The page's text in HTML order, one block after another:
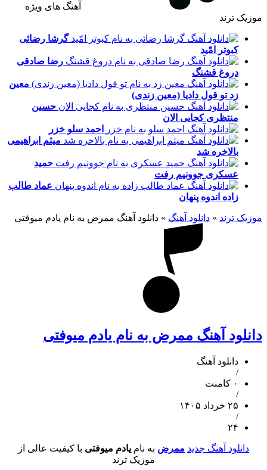
آهنگ های ویژه
موزیک ترند
گرشا رضائی
کبوتر امّید
رضا صادقی
دروغ قشنگ
معین
زدتو قول دادیا (معین زندی)
حسین
منتظریکجایی الان
احمد سلو خزر
میثم ابراهیمی
بالاخره شد
حمید
عسکری جوونیم رفت
عماد طالب
زاده اندوه پنهان
موزیک ترند » دانلود آهنگ » دانلود آهنگ ممرض به نام یادم میوفتی
دانلود آهنگ ممرض به نام یادم میوفتی
دانلود آهنگ
/
۰ کامنت
/
۲۵ خرداد ۱۴۰۵
/
۲۴
دانلود آهنگ جدید ممرض به نام یادم میوفتی با کیفیت عالی از
موزیک ترند